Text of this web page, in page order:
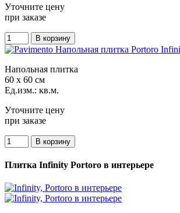
Уточните цену
при заказе
Напольная плитка
60 x 60 см
Ед.изм.: кв.м.
Уточните цену
при заказе
Плитка Infinity Portoro в интерьере